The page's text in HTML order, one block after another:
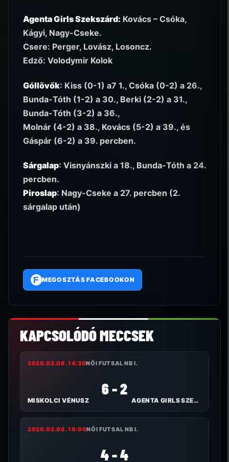
Agenta Girls Szekszárd: Kovács – Csóka,
Kágyi, Nagy-Cseke.
Csere: Perger, Lovász, Losoncz.
Edző: Volodymir Kolok
Góllövők: Kiss (0-1) a7 1., Csóka (0-2) a 26.,
Bunda-Tóth (1-2) a 30., Berki (2-2) a 31.,
Bunda-Tóth (3-2) a 36.,
Molnár (4-2) a 38., Kovács (5-2) a 39., és
Gáspár (6-2) a 39. percben.
Sárgalap: Visnyánszki a 18., Bunda-Tóth a 24.
percben.
Piroslap: Nagy-Cseke a 27. percben (2.
sárgalap után)
F MEGOSZTÁS FACEBOOKON
KAPCSOLÓDÓ MECCSEK
2020.02.08. 14:30NŐI FUTSAL NB I.
MISKOLCI VÉNUSZ
6 - 2
AGENTA GIRLS SZEKSZÁRD FC
2020.02.08. 18:00NŐI FUTSAL NB I.
4 - 4